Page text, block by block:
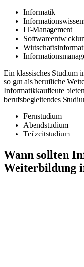
Informatik
IT-Management
Ein klassisches Studium
so gut als berufliche
Informatikkaufleute
berufsbegleitendes
Fernstudium
Abendstudium
Teilzeitstudium
Wann sollten
Weiterbildung